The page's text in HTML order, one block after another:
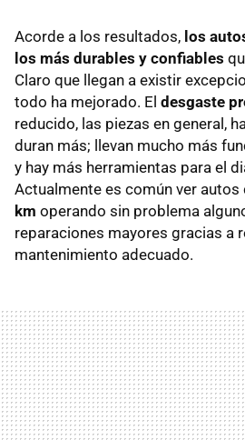
Acorde a los resultados, los
los más durables y confiables
Claro que llegan a existir
todo ha mejorado. El desgaste
reducido, las piezas en general,
duran más; llevan mucho más
y hay más herramientas para el
Actualmente es común ver autos
km operando sin problema
reparaciones mayores gracias a
mantenimiento adecuado.